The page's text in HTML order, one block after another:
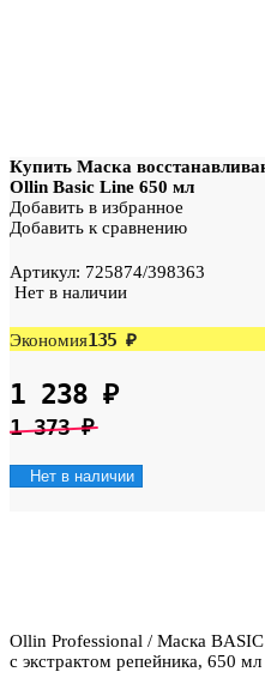
Купить Маска
Ollin Basic Line 650 мл
Добавить в избранное
Добавить к сравнению
Артикул: 725874/398363
Нет в наличии
Экономия135 ₽
1 238 ₽
1 373₽
Нет в наличии
Ollin Professional / Маска BASIC
с экстрактом репейника, 650 мл